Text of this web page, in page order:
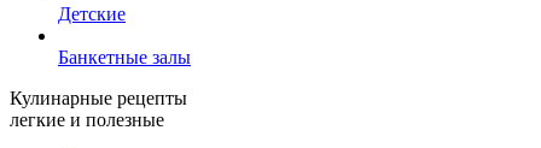
Детские
Банкетные залы
Кулинарные рецепты
легкие и полезные